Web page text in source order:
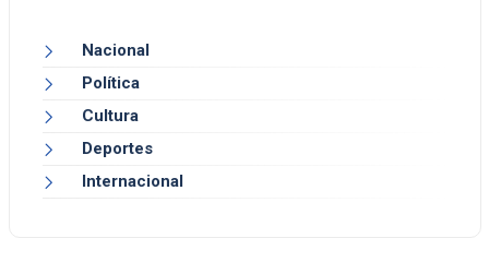
Nacional
Política
Cultura
Deportes
Internacional